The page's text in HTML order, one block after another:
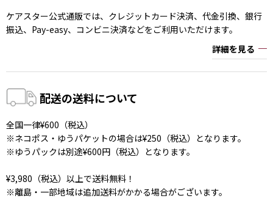
ケアスター公式通販では、クレジットカード決済、代金引換、銀行
振込、Pay-easy、コンビニ決済などをご利用いただけます。
詳細を見る
配送の送料について
全国一律¥600（税込）
※ネコポス・ゆうパケットの場合は¥250（税込）となります。
※ゆうパックは別途¥600円（税込）となります。
¥3,980（税込）以上で送料無料！
※離島・一部地域は追加送料がかかる場合がございます。